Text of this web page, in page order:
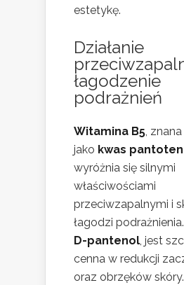
estetykę.
Działanie
łagodzenie
podrażnień
Witamina B5,
jako kwas
wyróżnia się silnymi
właściwościami
przeciwzapalnymi i
łagodzi
D-pantenol, jest
cenna w redukcji
oraz obrzęków